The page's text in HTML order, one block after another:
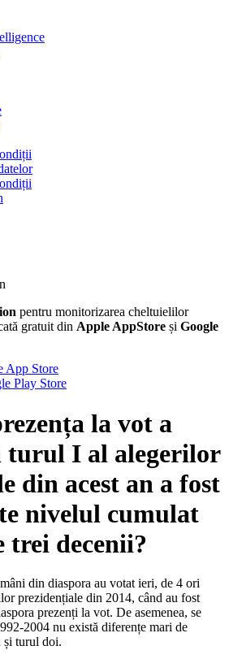
pentru monitorizarea cheltuielilor
gratuit din Apple AppStore și Google
la vot a
turul I al alegerilor
din acest an a fost
nivelul cumulat
decenii?
din diaspora au votat ieri, de 4 ori
prezidențiale din 2014, când au fost
prezenți la vot. De asemenea, se
2004 nu există diferențe mari de
și turul doi.